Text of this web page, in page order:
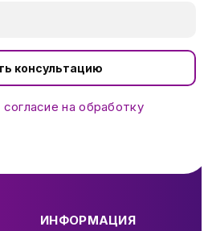
Получить консультацию
согласие на обработку
ИНФОРМАЦИЯ